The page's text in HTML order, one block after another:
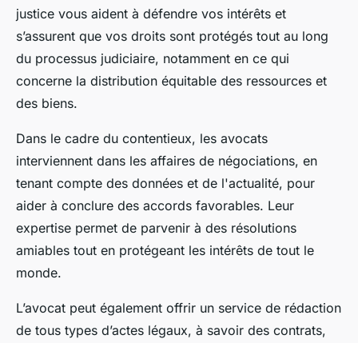
justice vous aident à défendre vos intérêts et
s’assurent que vos droits sont protégés tout au long
du processus judiciaire, notamment en ce qui
concerne la distribution équitable des ressources et
des biens.
Dans le cadre du contentieux, les avocats
interviennent dans les affaires de négociations, en
tenant compte des données et de l'actualité, pour
aider à conclure des accords favorables. Leur
expertise permet de parvenir à des résolutions
amiables tout en protégeant les intérêts de tout le
monde.
L’avocat peut également offrir un service de rédaction
de tous types d’actes légaux, à savoir des contrats,